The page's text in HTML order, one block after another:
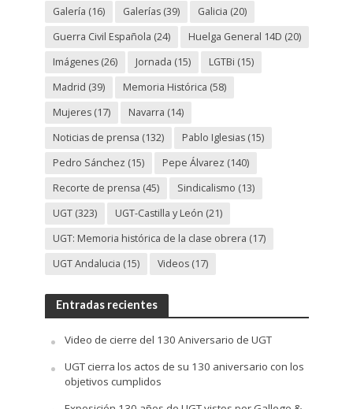
Galería (16) Galerías(39) Galicia (20)
Guerra Civil Española (24) Huelga General 14D (20)
Imágenes(26) Jornada (15) LGTBi (15)
Madrid (39) Memoria Histórica (58)
Mujeres(17) Navarra (14)
Noticias de prensa (132) Pablo Iglesias(15)
Pedro Sánchez (15) Pepe Álvarez (140)
Recorte de prensa (45) Sindicalismo (13)
UGT(323) UGT-Castilla y León (21)
UGT: Memoria histórica de la clase obrera (17)
UGT Andalucia (15) Videos(17)
Entradas recientes
Video de cierre del 130 Aniversario de UGT
UGT cierra los actos de su 130 aniversario con los
objetivos cumplidos